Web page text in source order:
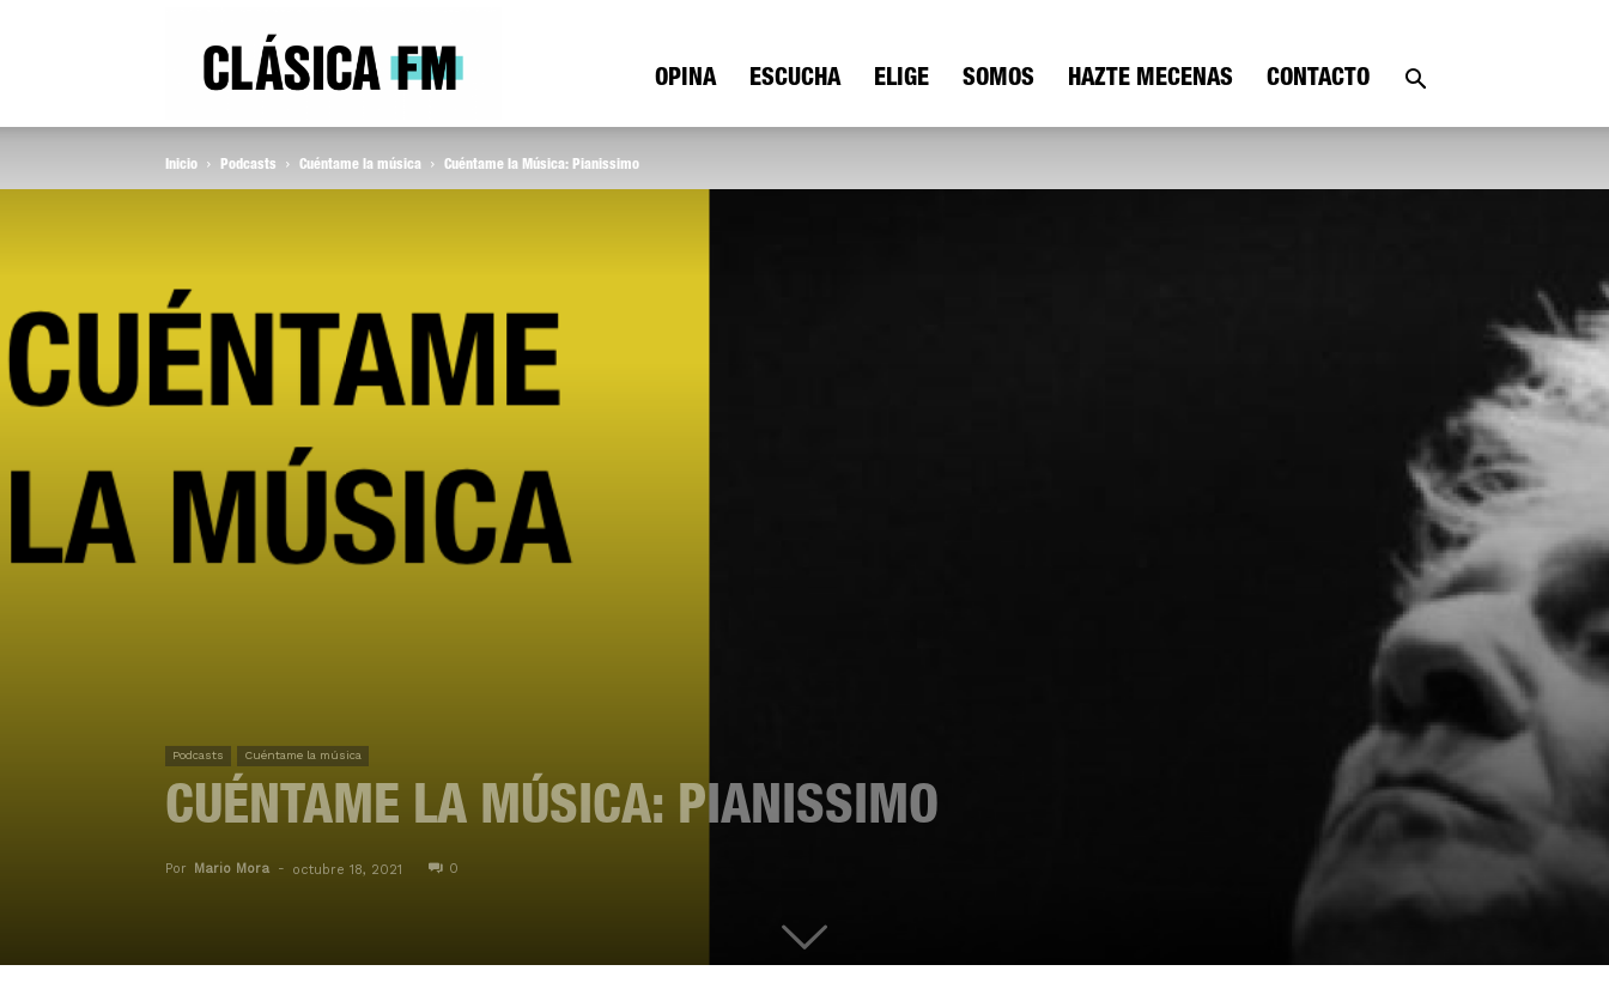
FM
Radio
OPINA ESCUCHA ELIGE SOMOS HAZTE MECENAS CONTACTO
Inicio Podcasts Cuéntame la música Cuéntame la Música: Pianissimo
Podcasts Cuéntame la música
CUÉNTAME LA MÚSICA: PIANISSIMO
Por Mario Mora - octubre 18, 2021 0